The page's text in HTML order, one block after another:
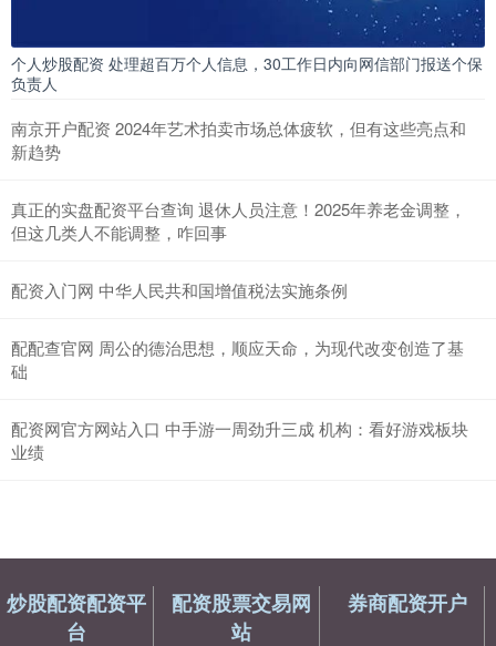
个人炒股配资 处理超百万个人信息，30工作日内向网信部门报送个保
负责人
南京开户配资 2024年艺术拍卖市场总体疲软，但有这些亮点和
新趋势
真正的实盘配资平台查询 退休人员注意！2025年养老金调整，
但这几类人不能调整，咋回事
配资入门网 中华人民共和国增值税法实施条例
配配查官网 周公的德治思想，顺应天命，为现代改变创造了基
础
配资网官方网站入口 中手游一周劲升三成 机构：看好游戏板块
业绩
炒股配资配资平
台
配资股票交易网
站
券商配资开户